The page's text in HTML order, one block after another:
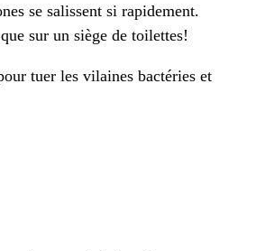
se salissent si rapidement.
sur un siège de toilettes!
tuer les vilaines bactéries et